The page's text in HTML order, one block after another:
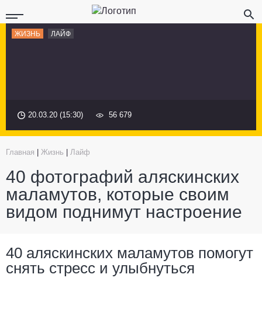
ЖИЗНЬ ЛАЙФ
20.03.20 (15:30) 56 679
Главная Жизнь Лайф
40 фотографий аляскинских
маламутов, которые своим
видом поднимут настроение
40 аляскинских маламутов помогут
снять стресс и улыбнуться